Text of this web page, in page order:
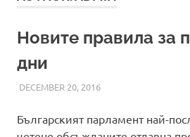
Новите правила за
дни
DECEMBER 20, 2016ADMIN
FRONTPAGE
Българският парламент най-